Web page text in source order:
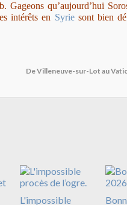
Gageons qu’aujourd’hui
intérêts en Syriesont bien
De Villeneuve-sur-Lot au
L'impossible